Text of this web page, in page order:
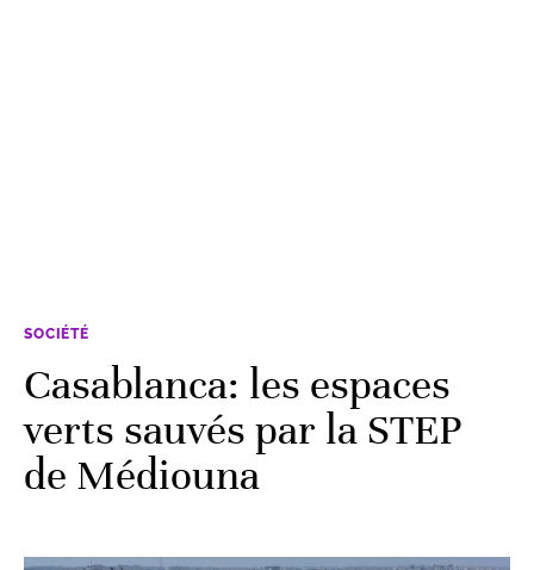
SOCIÉTÉ
Casablanca: les espaces
verts sauvés par la STEP
de Médiouna